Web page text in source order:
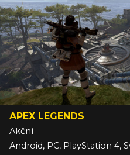
APEX LEGENDS
Akční